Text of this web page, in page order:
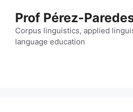
content
Prof Pérez-
Corpus linguistics, applied
language education